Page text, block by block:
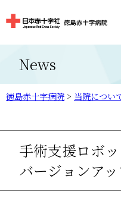
News
徳島赤十字病院> 当院につい
手術支援ロボ
バージョンア